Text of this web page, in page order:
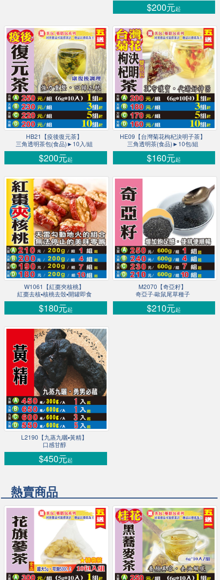
$200元起
HB21【疫後復元茶】
三角透明茶包(食品)►10入/組
$200元起
HE09【台灣菊花枸杞決明子茶】
三角透明茶(食品)►10包/組
$160元起
W1061【紅棗夾核桃】
紅棗去核▪核桃去殼▪開罐即食
$180元起
M2070【奇亞籽】
奇亞子‧歐鼠尾草種子
$210元起
L2190【九蒸九曬▪黃精】
口感甘醇
$450元起
熱賣商品